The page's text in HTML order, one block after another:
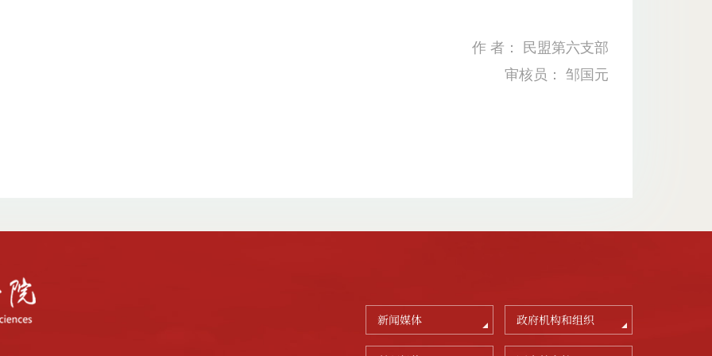
作 者： 民盟第六支部
审核员： 邹国元
新闻媒体 政府机构和组织